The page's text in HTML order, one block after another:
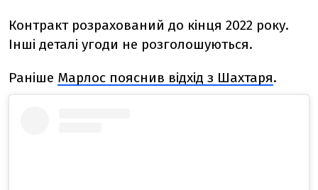
Контракт розрахований до кінця 2022 року.
Інші деталі угоди не розголошуються.
Раніше Марлос пояснив відхід з Шахтаря.